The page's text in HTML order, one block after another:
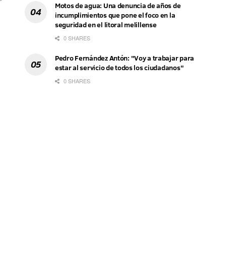
Motos de agua: Una denuncia de años de
incumplimientos que pone el foco en la
seguridad en el litoral melillense
0 SHARES
Pedro Fernández Antón: "Voy a trabajar para
estar al servicio de todos los ciudadanos"
0 SHARES